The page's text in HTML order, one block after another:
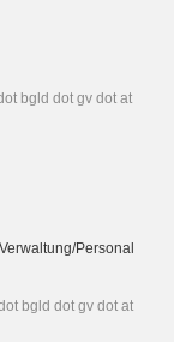
bgld dot gv dot at
Personal
bgld dot gv dot at